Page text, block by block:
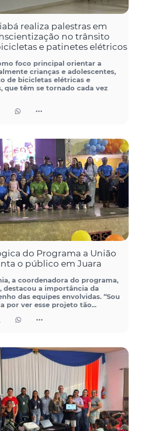
realiza palestras em
no trânsito
e patinetes elétricos
foco principal orientar a
crianças e adolescentes,
de bicicletas elétricas e
que têm se tornado cada vez
do Programa a União
o público em Juara
a coordenadora do programa,
destacou a importância da
das equipes envolvidas. “Sou
por ver esse projeto tão...